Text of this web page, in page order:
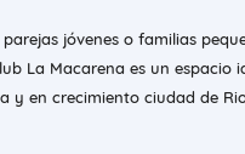
jóvenes o familias
La Macarena es un espacio
y en crecimiento ciudad de